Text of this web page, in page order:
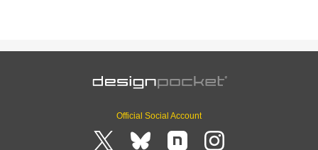
Official Social Account